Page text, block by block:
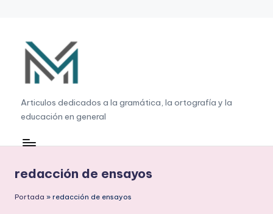
contenido
G
r
a
á
ti
Articulos dedicados a la gramática, la ortografía y la
educación en general
redacción de ensayos
Portada » redacción de ensayos